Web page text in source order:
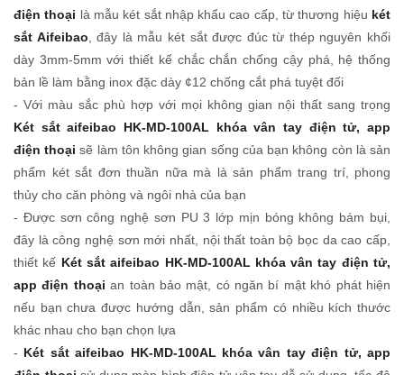
điện thoại là mẫu két sắt nhập khẩu cao cấp, từ thương hiệu két
sắt Aifeibao , đây là mẫu két sắt được đúc từ thép nguyên khối
dày 3mm-5mm với thiết kế chắc chắn chống cậy phá, hệ thống
bản lề làm bằng inox đặc dày ¢12 chống cắt phá tuyệt đối
- Với màu sắc phù hợp với mọi không gian nội thất sang trọng
Két sắt aifeibao HK-MD-100AL khóa vân tay điện tử, app
điện thoại sẽ làm tôn không gian sống của bạn không còn là sản
phẩm két sắt đơn thuần nữa mà là sản phẩm trang trí, phong
thủy cho căn phòng và ngôi nhà của bạn
- Được sơn công nghệ sơn PU 3 lớp mịn bóng không bám bụi,
đây là công nghệ sơn mới nhất, nội thất toàn bộ bọc da cao cấp,
thiết kế Két sắt aifeibao HK-MD-100AL khóa vân tay điện tử,
app điện thoại an toàn bảo mật, có ngăn bí mật khó phát hiện
nếu bạn chưa được hướng dẫn, sản phẩm có nhiều kích thước
khác nhau cho bạn chọn lựa
- Két sắt aifeibao HK-MD-100AL khóa vân tay điện tử, app